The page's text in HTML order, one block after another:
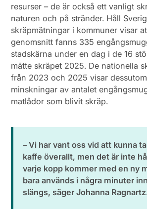
resurser – de är också ett vanligt
naturen och på stränder. Håll
skräpmätningar i kommuner visar
genomsnitt fanns 335
stadskärna under en dag i de 16
mätte skräpet 2025. De nationella
från 2023 och 2025 visar
minskningar av antalet
matlådor som blivit skräp.
– Vi har vant oss vid att kunna
kaffe överallt, men det är inte
varje kopp kommer med en ny
bara används i några minuter
slängs, säger Johanna